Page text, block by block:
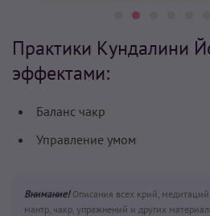
Практики Кундалини
эффектами:
Баланс чакр
Управление умом
Внимание!Описания всех крий, медитаций,
мантр, чакр, упражнений и других